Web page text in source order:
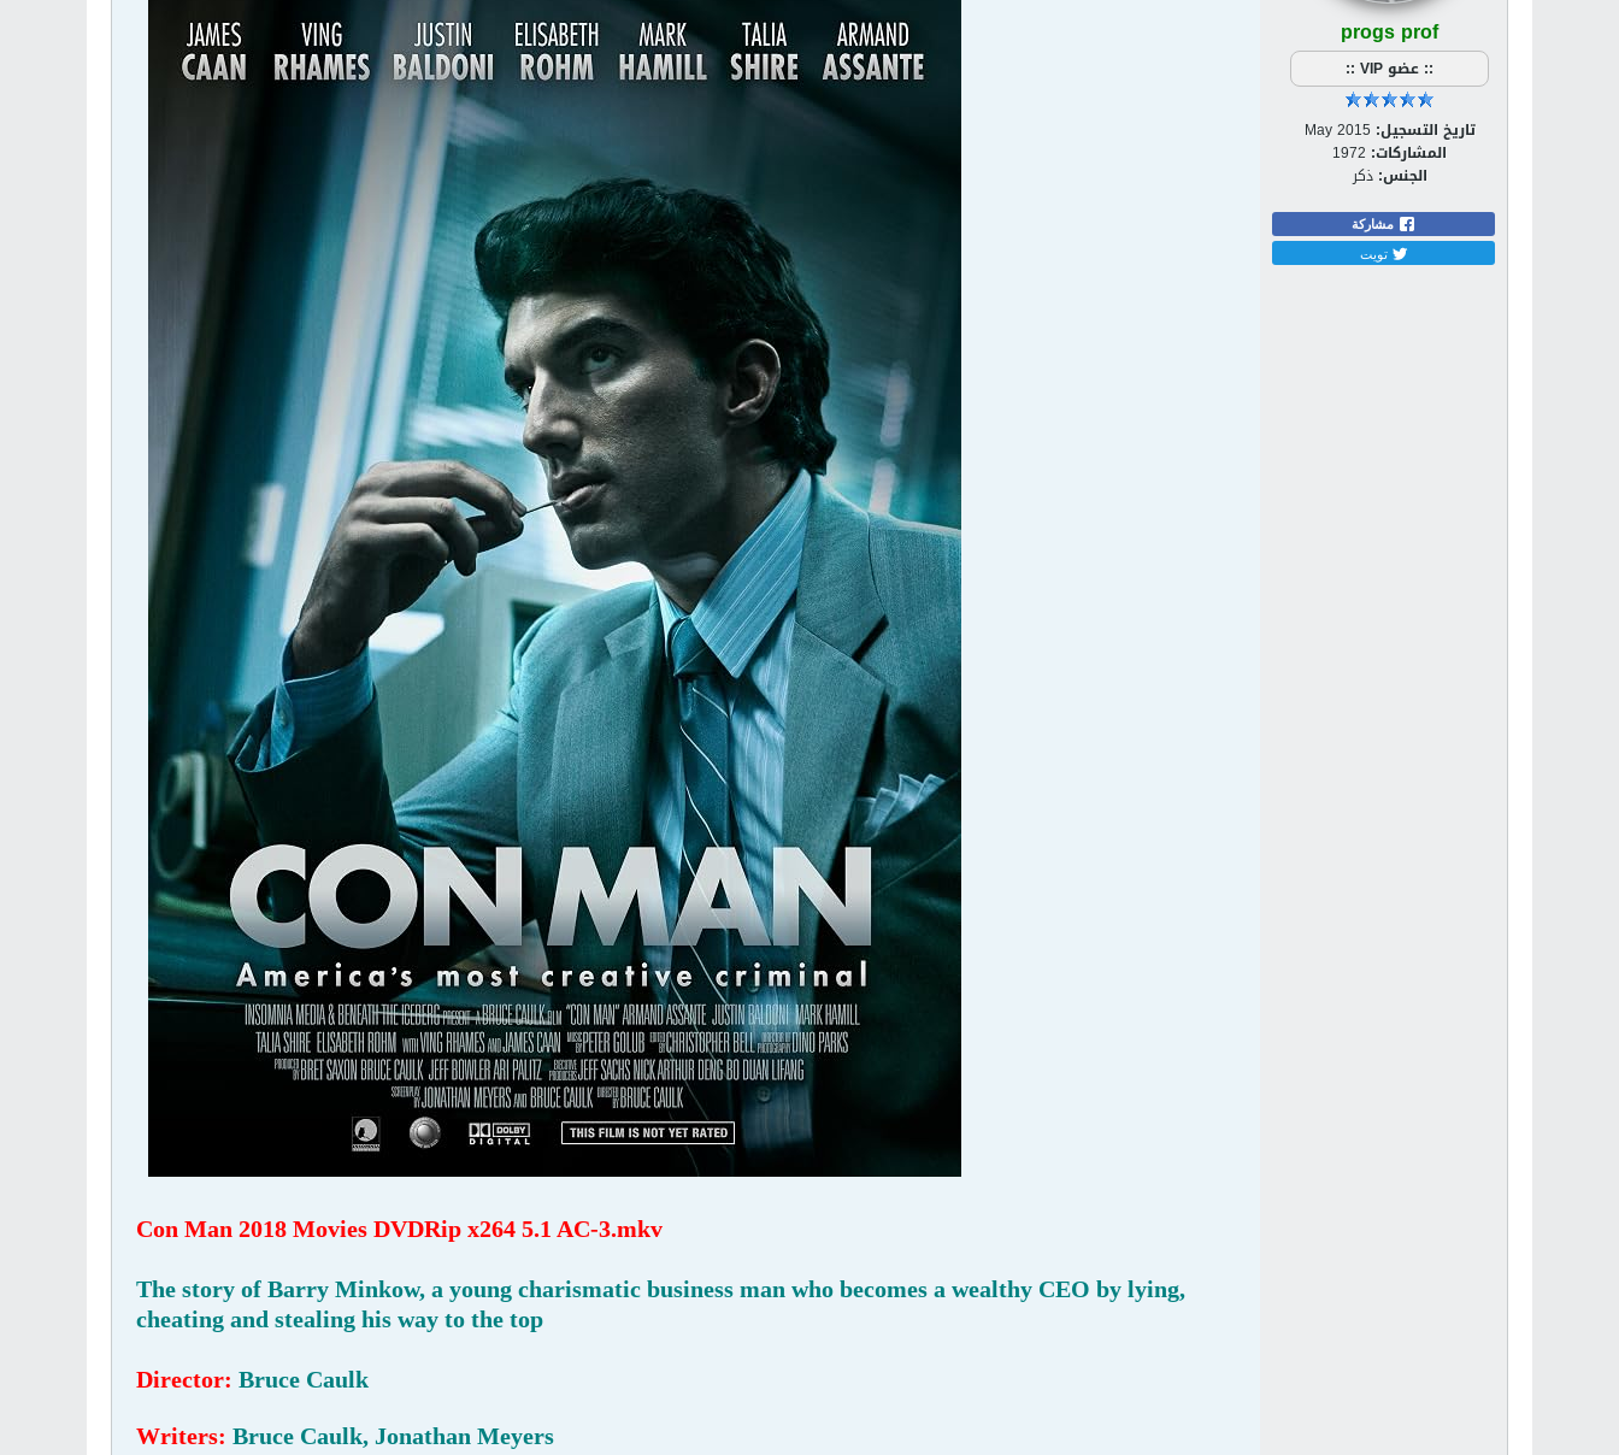
progs prof
:: عضو VIP ::
تاريخ التسجيل: May 2015
المشاركات: 1972
الجنس: ذكر
مشاركة
تويت
Con Man 2018 Movies DVDRip x264 5.1 AC-3.mkv
The story of Barry Minkow, a young charismatic business man who becomes a wealthy CEO by lying,
cheating and stealing his way to the top
Director: Bruce Caulk
Writers: Bruce Caulk, Jonathan Meyers